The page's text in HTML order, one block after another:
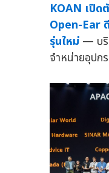
KOAN เปิ
Open-Ear
รุ่นใหม่ — บริ
จำหน่ายอุปก